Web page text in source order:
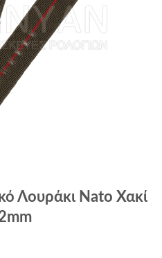
Λουράκι Nato Χακί